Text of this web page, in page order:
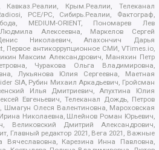
Крым.Реалии, Телеканал
PCE/PC, Сибирь.Реалии, Фактограф,
MEDIUM-ORIENT, Пономарев Лев
Алексеевна, Маркелов Сергей
Николаевич, Апахончич Дарья
Первое антикоррупционное СМИ, VTimes.io,
Максим Александрович, Маняхин Петр
Чуракова Ольга Владимировна,
Лукьянова Юлия Сергеевна, Маетная
SIA, Рубин Михаил Аркадьевич, Гройсман
Илья Дмитриевич, Апухтина Юлия
Евгеньевич, Телеканал Дождь, Петров
Шмагун Олеся Валентиновна, Мароховская
Николаевна, Шлейнов Роман Юрьевич,
Великовский Дмитрий Александрович,
Главный редактор 2021, Вега 2021, Важные
Вячеславовна, Карезина Инна Павловна,